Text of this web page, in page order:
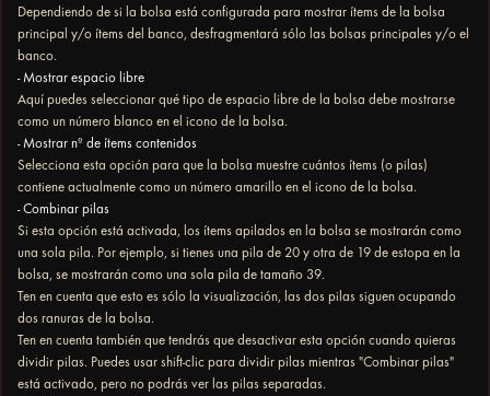
Dependiendo de si la bolsa está configurada para mostrar ítems de la bolsa
principal y/o ítems del banco, desfragmentará sólo las bolsas principales y/o el
banco.
- Mostrar espacio libre
Aquí puedes seleccionar qué tipo de espacio libre de la bolsa debe mostrarse
como un número blanco en el icono de la bolsa.
- Mostrar nº de ítems contenidos
Selecciona esta opción para que la bolsa muestre cuántos ítems (o pilas)
contiene actualmente como un número amarillo en el icono de la bolsa.
- Combinar pilas
Si esta opción está activada, los ítems apilados en la bolsa se mostrarán como
una sola pila. Por ejemplo, si tienes una pila de 20 y otra de 19 de estopa en la
bolsa, se mostrarán como una sola pila de tamaño 39.
Ten en cuenta que esto es sólo la visualización, las dos pilas siguen ocupando
dos ranuras de la bolsa.
Ten en cuenta también que tendrás que desactivar esta opción cuando quieras
dividir pilas. Puedes usar shift-clic para dividir pilas mientras "Combinar pilas"
está activado, pero no podrás ver las pilas separadas.